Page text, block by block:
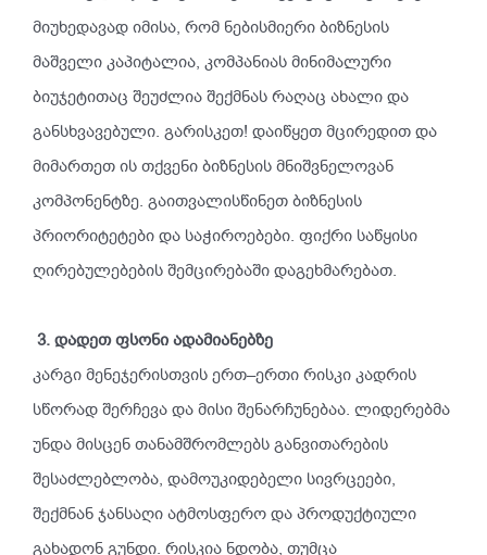
მიუხედავად იმისა, რომ ნებისმიერი ბიზნესის
მაშველი კაპიტალია, კომპანიას მინიმალური
ბიუჯეტითაც შეუძლია შექმნას რაღაც ახალი და
განსხვავებული. გარისკეთ! დაიწყეთ მცირედით და
მიმართეთ ის თქვენი ბიზნესის მნიშვნელოვან
კომპონენტზე. გაითვალისწინეთ ბიზნესის
პრიორიტეტები და საჭიროებები. ფიქრი საწყისი
ღირებულებების შემცირებაში დაგეხმარებათ.
3. დადეთ ფსონი ადამიანებზე
კარგი მენეჯერისთვის ერთ–ერთი რისკი კადრის
სწორად შერჩევა და მისი შენარჩუნებაა. ლიდერებმა
უნდა მისცენ თანამშრომლებს განვითარების
შესაძლებლობა, დამოუკიდებელი სივრცეები,
შექმნან ჯანსაღი ატმოსფერო და პროდუქტიული
გახადონ გუნდი. რისკია ნდობა, თუმცა